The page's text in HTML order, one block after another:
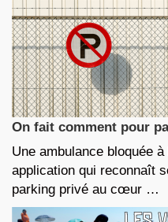
On fait comment pour
Une ambulance bloquée
application qui reconnaît
parking privé au cœur …